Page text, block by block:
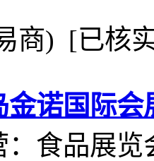
商) [已核
金诺国际会
：食品展